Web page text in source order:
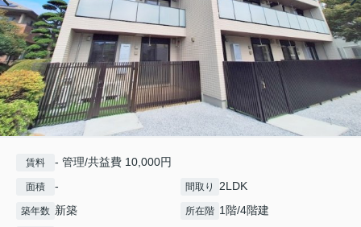
賃料 - 管理/共益費 10,000円
面積 - 間取り 2LDK
築年数 新築 所在階 1階/4階建